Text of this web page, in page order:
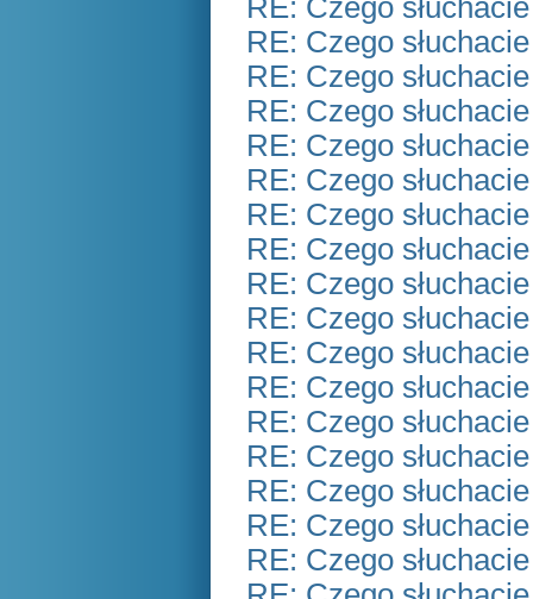
RE: Czego
RE: Czego
RE: Czego
RE: Czego
RE: Czego
RE: Czego
RE: Czego
RE: Czego
RE: Czego
RE: Czego
RE: Czego
RE: Czego
RE: Czego
RE: Czego
RE: Czego
RE: Czego
RE: Czego